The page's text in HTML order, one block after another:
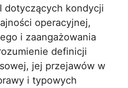
dotyczących kondycji
operacyjnej,
i zaangażowania
definicji
jej przejawów w
i typowych